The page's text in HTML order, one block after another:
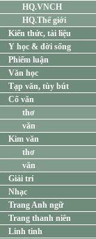
HQ.VNCH
HQ.Thế giới
Kiến thức, tài liệu
Y học & đời sống
Phiếm luận
Văn học
Tạp văn, tùy bút
Cổ văn
thơ
văn
Kim văn
thơ
văn
Giải trí
Nhạc
Trang Anh ngữ
Trang thanh niên
Linh tinh